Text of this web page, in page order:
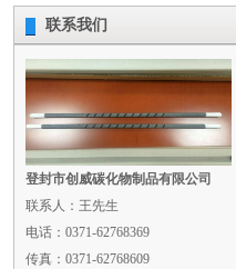
联系我们
登封市创威碳化物制品有限公司
联系人：王先生
电话：0371-62768369
传真：0371-62768609